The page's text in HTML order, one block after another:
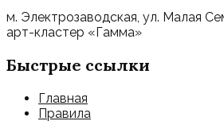
м. Электрозаводская, ул. Малая
арт-кластер «Гамма»
Быстрые ссылки
Главная
Правила